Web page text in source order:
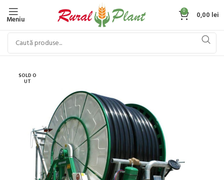
Meniu
0 0,00 lei
SOLD O
UT